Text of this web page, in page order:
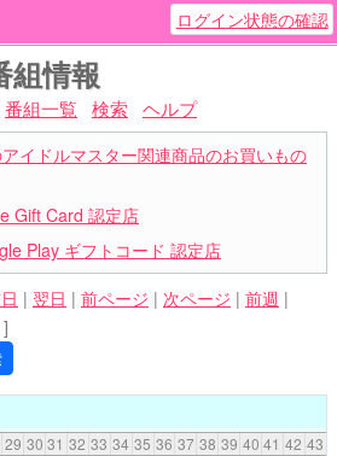
ログイン状態の確認
組情報
番組一覧 検索 ヘルプ
イドルマスター関連商品のお買いもの
Gift Card 認定店
Play ギフトコード 認定店
| 翌日 | 前ページ | 次ページ | 前週 |
]
29 30 31 32 33 34 35 36 37 38 39 40 41 42 43